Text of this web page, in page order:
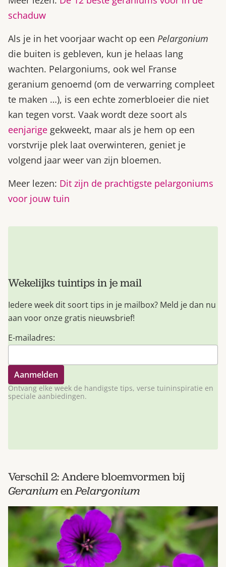
schaduw
Als je in het voorjaar wacht op een Pelargonium
die buiten is gebleven, kun je helaas lang
wachten. Pelargoniums, ook wel Franse
geranium genoemd (om de verwarring compleet
te maken …), is een echte zomerbloeier die niet
kan tegen vorst. Vaak wordt deze soort als
eenjarige gekweekt, maar als je hem op een
vorstvrije plek laat overwinteren, geniet je
volgend jaar weer van zijn bloemen.
Meer lezen: Dit zijn de prachtigste pelargoniums
voor jouw tuin
Wekelijks tuintips in je mail
Iedere week dit soort tips in je mailbox? Meld je dan nu
aan voor onze gratis nieuwsbrief!
E-mailadres:
Ontvang elke week de handigste tips, verse tuininspiratie en
speciale aanbiedingen.
Verschil 2: Andere bloemvormen bij
GeraniumenPelargonium